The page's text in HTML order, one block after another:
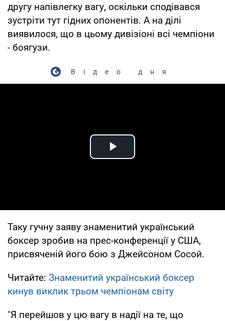
другу напівлегку вагу, оскільки сподівався
зустріти тут гідних опонентів. А на ділі
виявилося, що в цьому дивізіоні всі чемпіони
- боягузи.
Відео дня
Play Video
Таку гучну заяву знаменитий український
боксер зробив на прес-конференції у США,
присвяченій його бою з Джейсоном Сосой.
Читайте: Знаменитий український боксер
кинув виклик трьом чемпіонам світу
"Я перейшов у цю вагу в надії на те, що